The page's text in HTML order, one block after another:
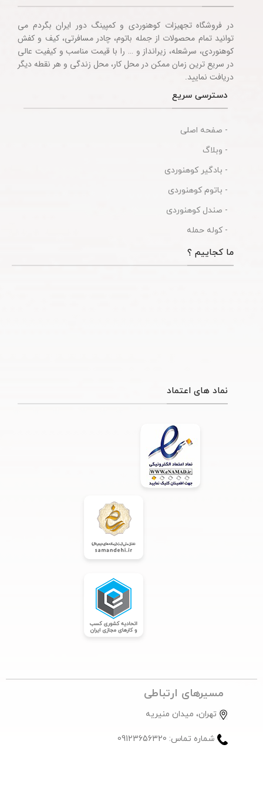
در فروشگاه تجهیزات کوهنوردی و کمپینگ دور ایران بگردم می
توانید تمام محصولات از جمله باتوم، چادر مسافرتی، کیف و کفش
کوهنوردی، سرشعله، زیرانداز و … را با قیمت مناسب و کیفیت عالی
در سریع ترین زمان ممکن در محل کار، محل زندگی و هر نقطه دیگر
دریافت نمایید.
دسترسی سریع
- صفحه اصلی
- وبلاگ
- بادگیر کوهنوردی
- باتوم کوهنوردی
- صندل کوهنوردی
- کوله حمله
ما کجاییم ؟
نماد های اعتماد
مسیرهای ارتباطی
تهران، میدان منیریه
شماره تماس: 09123656320